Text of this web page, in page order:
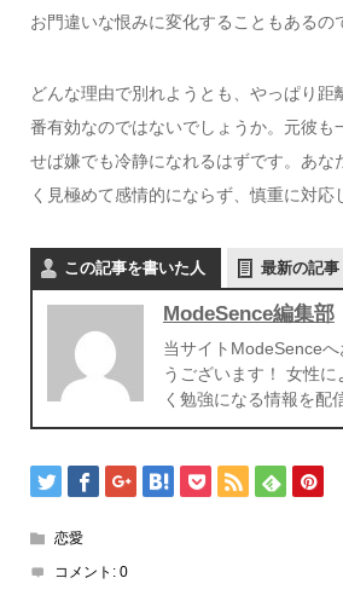
お門違いな恨みに変化することもあるの
どんな理由で別れようとも、やっぱり距
番有効なのではないでしょうか。元彼も
せば嫌でも冷静になれるはずです。あな
く見極めて感情的にならず、慎重に対応
この記事を書いた人 最新の記事
ModeSence編集部
当サイトModeSence
うございます！ 女性
く勉強になる情報を配
恋愛
コメント: 0